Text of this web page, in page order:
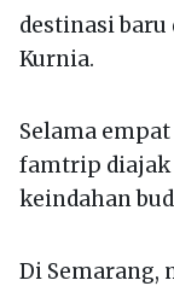
destinasi baru
Kurnia.
Selama
famtrip diajak
keindahan
Di